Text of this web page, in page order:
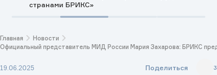
странами БРИКС»
Главная
Новости
Официальный представитель МИД России Мария Захарова: БРИКС
19.06.2025 Поделиться 3